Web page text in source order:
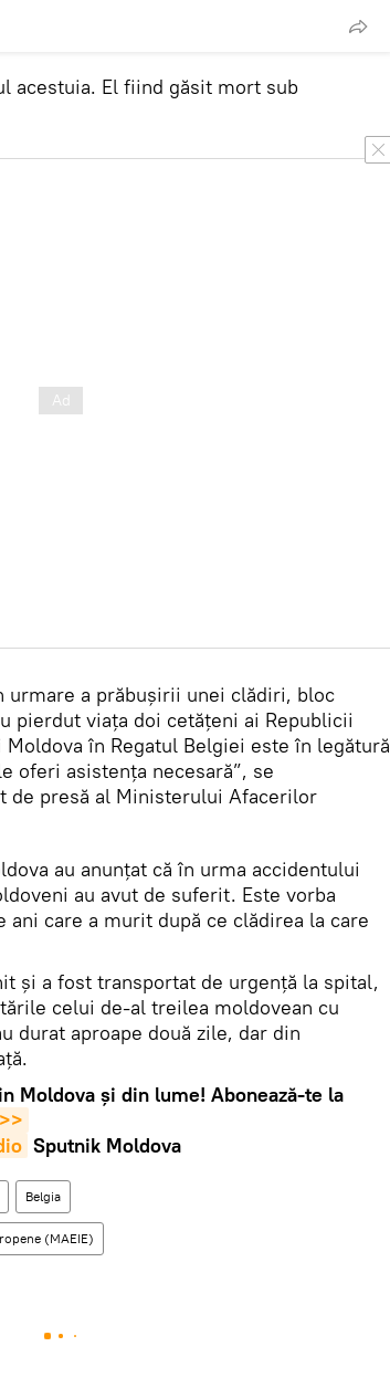
acestuia. El fiind găsit mort sub
urmare a prăbușirii unei clădiri, bloc
pierdut viața doi cetățeni ai Republicii
în Regatul Belgiei este în legătură
oferi asistența necesară”, se
de presă al Ministerului Afacerilor
au anunțat că în urma accidentului
au avut de suferit. Este vorba
ani care a murit după ce clădirea la care
și a fost transportat de urgență la spital,
celui de-al treilea moldovean cu
durat aproape două zile, dar din
Moldova și din lume! Abonează-te la
Sputnik Moldova
Belgia
(MAEIE)